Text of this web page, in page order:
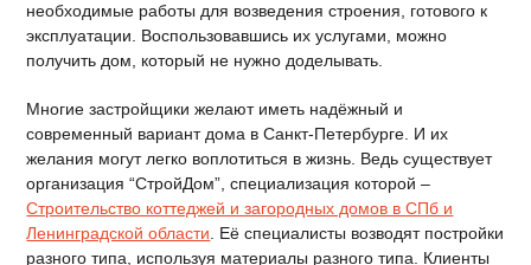
необходимые работы для возведения строения, готового к
эксплуатации. Воспользовавшись их услугами, можно
получить дом, который не нужно доделывать.
Многие застройщики желают иметь надёжный и
современный вариант дома в Санкт-Петербурге. И их
желания могут легко воплотиться в жизнь. Ведь существует
организация “СтройДом”, специализация которой –
Строительство коттеджей и загородных домов в СПб и
Ленинградской области . Её специалисты возводят постройки
разного типа, используя материалы разного типа. Клиенты